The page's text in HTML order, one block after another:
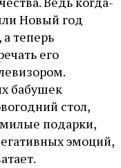
Новый год
теперь
его
бабушек
стол,
подарки,
эмоций,